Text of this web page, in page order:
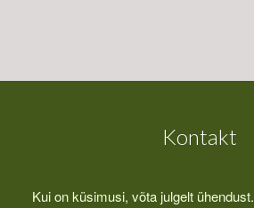
Kontakt
Kui on küsimusi, võta julgelt ühendust.